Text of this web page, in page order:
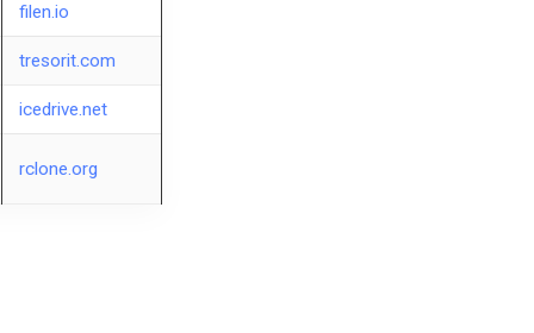
filen.io
tresorit.com
icedrive.net
rclone.org